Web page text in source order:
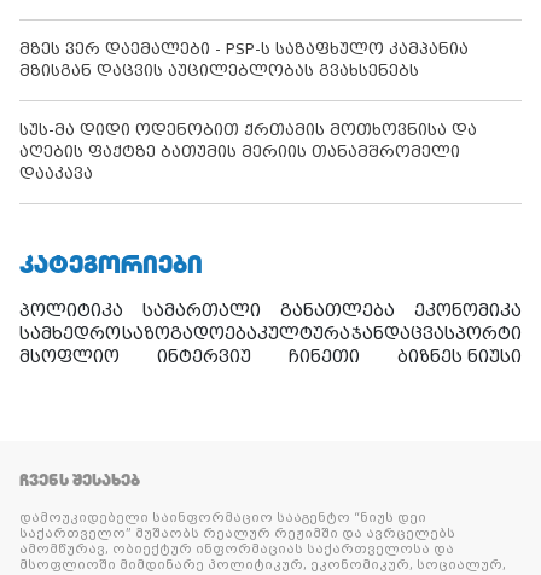
მზეს ვერ დაემალები - PSP-ს საზაფხულო კამპანია
მზისგან დაცვის აუცილებლობას გვახსენებს
სუს-მა დიდი ოდენობით ქრთამის მოთხოვნისა და
აღების ფაქტზე ბათუმის მერიის თანამშრომელი
დააკავა
ᲙᲐᲢᲔᲒᲝᲠᲘᲔᲑᲘ
პოლიტიკა სამართალი განათლება
ეკონომიკა
სამხედროსაზოგადოებაკულტურაჯანდაცვასპორტი
მსოფლიო
ინტერვიუ ჩინეთი ბიზნეს ნიუსი
ᲩᲕᲔᲜᲡ ᲨᲔᲡᲐᲮᲔᲑ
დამოუკიდებელი საინფორმაციო სააგენტო “ნიუს დეი
საქართველო” მუშაობს რეალურ რეჟიმში და ავრცელებს
ამომწურავ, ობიექტურ ინფორმაციას საქართველოსა და
მსოფლიოში მიმდინარე პოლიტიკურ, ეკონომიკურ, სოციალურ,